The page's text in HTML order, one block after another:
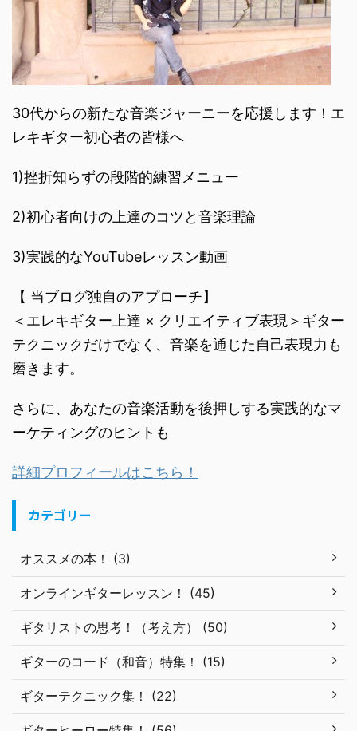
30代からの新たな音楽ジャーニーを応援します！エ
レキギター初心者の皆様へ
1)挫折知らずの段階的練習メニュー
2)初心者向けの上達のコツと音楽理論
3)実践的なYouTubeレッスン動画
【 当ブログ独自のアプローチ】
＜エレキギター上達 × クリエイティブ表現＞ギター
テクニックだけでなく、音楽を通じた自己表現力も
磨きます。
さらに、あなたの音楽活動を後押しする実践的なマ
ーケティングのヒントも
詳細プロフィールはこちら！
カテゴリー
オススメの本！ (3)
オンラインギターレッスン！ (45)
ギタリストの思考！（考え方） (50)
ギターのコード（和音）特集！ (15)
ギターテクニック集！ (22)